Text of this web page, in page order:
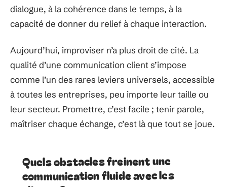
dialogue, à la cohérence dans le temps, à la
capacité de donner du relief à chaque interaction.
Aujourd’hui, improviser n’a plus droit de cité. La
qualité d’une communication client s’impose
comme l’un des rares leviers universels, accessible
à toutes les entreprises, peu importe leur taille ou
leur secteur. Promettre, c’est facile ; tenir parole,
maîtriser chaque échange, c’est là que tout se joue.
Quels obstacles freinent une
communication fluide avec les